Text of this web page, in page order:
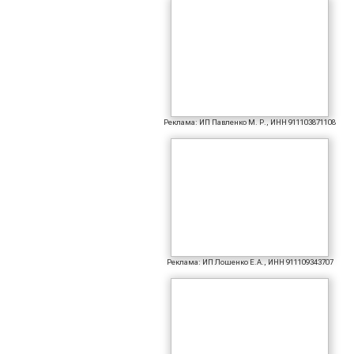
Реклама: ИП Павленко М. Р., ИНН 911103871108
Реклама: ИП Лошенко Е.А., ИНН 911109343707